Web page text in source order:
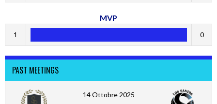
MVP
1 0
PAST MEETINGS
14 Ottobre 2025